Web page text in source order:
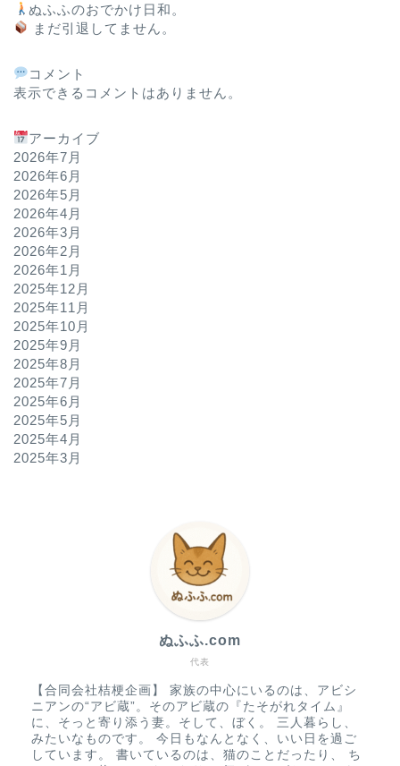
ぬふふのおでかけ日和。
まだ引退してません。
コメント
表示できるコメントはありません。
アーカイブ
2026年7月
2026年6月
2026年5月
2026年4月
2026年3月
2026年2月
2026年1月
2025年12月
2025年11月
2025年10月
2025年9月
2025年8月
2025年7月
2025年6月
2025年5月
2025年4月
2025年3月
代表
ぬふふ.com
【合同会社桔梗企画】 家族の中心にいるのは、アビシ
ニアンの“アビ蔵”。そのアビ蔵の『たそがれタイム』
に、そっと寄り添う妻。そして、ぼく。 三人暮らし、
みたいなものです。 今日もなんとなく、いい日を過ご
しています。 書いているのは、猫のことだったり、 ち